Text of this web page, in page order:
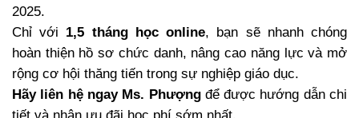
2025.
Chỉ với 1,5 tháng học online, bạn sẽ nhanh chóng
hoàn thiện hồ sơ chức danh, nâng cao năng lực và mở
rộng cơ hội thăng tiến trong sự nghiệp giáo dục.
Hãy liên hệ ngay Ms. Phượngđể được hướng dẫn chi